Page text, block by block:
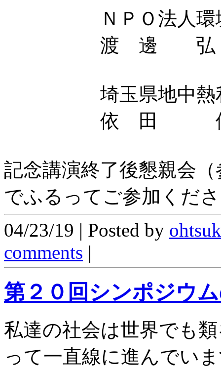
ＮＰＯ法人環境
渡 邊 弘
埼玉県地中熱利用
依 田
記念講演終了後懇親会
でふるってご参加くだ
04/23/19 | Posted by
comments |
第２０回シンポジウ
私達の社会は世界でも
って一直線に進んでい